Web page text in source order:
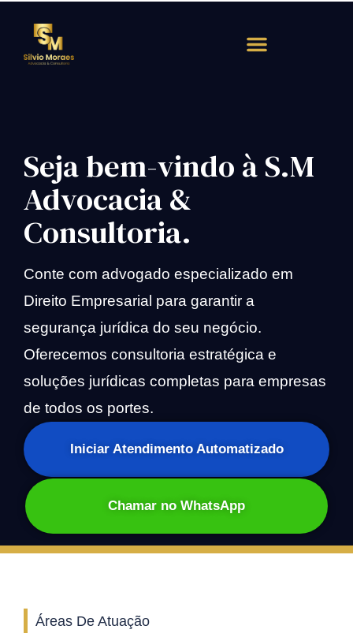
Seja bem-vindo à S.M
Advocacia &
Consultoria.
Conte com advogado especializado em
Direito Empresarial para garantir a
segurança jurídica do seu negócio.
Oferecemos consultoria estratégica e
soluções jurídicas completas para empresas
de todos os portes.
Iniciar Atendimento Automatizado
Chamar no WhatsApp
Áreas De Atuação